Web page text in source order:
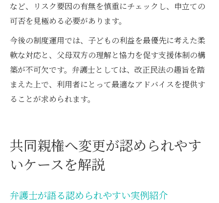
など、リスク要因の有無を慎重にチェックし、申立ての
可否を見極める必要があります。
今後の制度運用では、子どもの利益を最優先に考えた柔
軟な対応と、父母双方の理解と協力を促す支援体制の構
築が不可欠です。弁護士としては、改正民法の趣旨を踏
まえた上で、利用者にとって最適なアドバイスを提供す
ることが求められます。
共同親権へ変更が認められやす
いケースを解説
弁護士が語る認められやすい実例紹介